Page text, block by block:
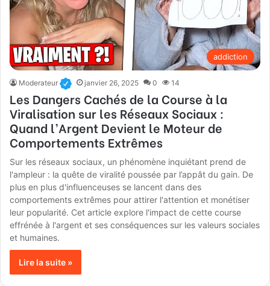
addiction
Moderateur janvier 26, 2025 0 14
Les Dangers Cachés de la Course à la
Viralisation sur les Réseaux Sociaux :
Quand l’Argent Devient le Moteur de
Comportements Extrêmes
Sur les réseaux sociaux, un phénomène inquiétant prend de
l'ampleur : la quête de viralité poussée par l’appât du gain. De
plus en plus d'influenceuses se lancent dans des
comportements extrêmes pour attirer l'attention et monétiser
leur popularité. Cet article explore l'impact de cette course
effrénée à l'argent et ses conséquences sur les valeurs sociales
et humaines.
Lire la suite »